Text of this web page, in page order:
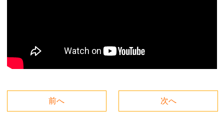
前へ 次へ